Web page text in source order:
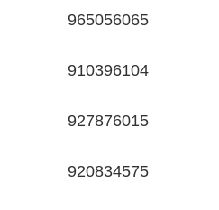
965056065
910396104
927876015
920834575